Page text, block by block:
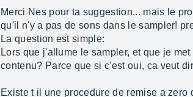
Merci Nes pour ta suggestion... mais le
qu'il n'y a pas de sons dans le sampler!
La question est simple:
Lors que j'allume le sampler, et que je
contenu? Parce que si c'est oui, ca veut
Existe t il une procedure de remise a